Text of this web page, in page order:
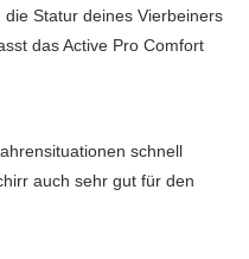
Statur deines Vierbeiners
das Active Pro Comfort
schnell
auch sehr gut für den